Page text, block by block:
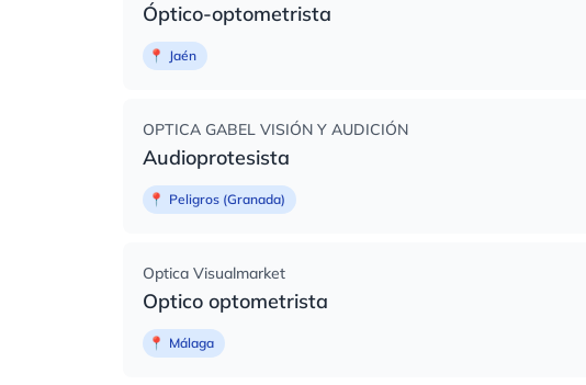
Óptico-optometrista
📍 Jaén
OPTICA GABEL VISIÓN Y AUDICIÓN
Audioprotesista
📍 Peligros (Granada)
Optica Visualmarket
Optico optometrista
📍 Málaga